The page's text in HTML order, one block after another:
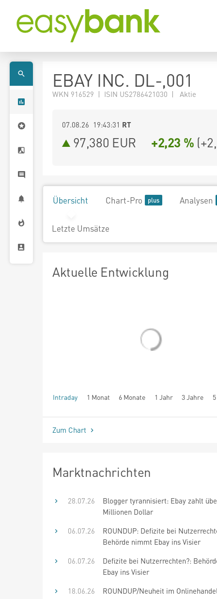
EBAY INC. DL-,001
WKN 916529 | ISIN US2786421030 | Aktie
07.08.26 19:43:31 RT
97,380 EUR +2,23 % (
Übersicht Chart-Pro Analysen
Letzte Umsätze
Aktuelle Entwicklung
Intraday 1 Monat 6 Monate 1 Jahr 3 Jahre
seit Beginn
Zum Chart
Marktnachrichten
28.07.26
Blogger tyrannisiert: Ebay zahlt
Millionen Dollar
06.07.26
ROUNDUP: Defizite bei
Behörde nimmt Ebay ins Visier
06.07.26
Defizite bei Nutzerrechten?:
Ebay ins Visier
18.06.26
ROUNDUP/Neuheit im